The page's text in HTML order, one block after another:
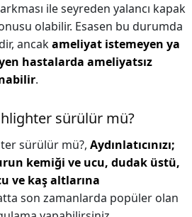
ile seyreden yalancı kapak
olabilir. Esasen bu durumda
ancakameliyat istemeyen ya
hastalarda ameliyatsız
.
sürülür mü?
sürülür mü?, Aydınlatıcınızı;
kemiği ve ucu, dudak üstü,
ve kaş altlarına
son zamanlarda popüler olan